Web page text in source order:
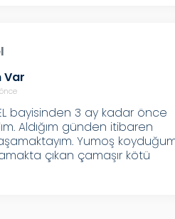
Var
bayisinden 3 ay kadar önce
Aldığım günden itibaren
Yumoş
çıkan çamaşır kötü